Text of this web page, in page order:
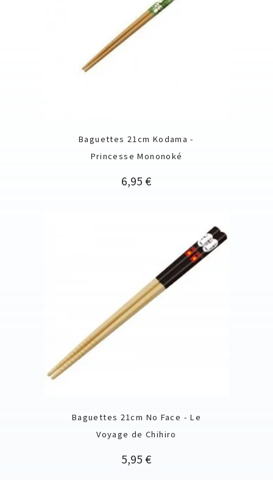
Baguettes 21cm Kodama -
Princesse Mononoké
Prix
6,95 €
Baguettes 21cm No Face - Le
Voyage de Chihiro
Prix
5,95 €